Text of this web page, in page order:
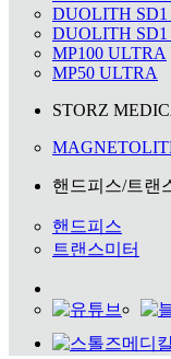
DUOLITH SD1
DUOLITH SD1
MP100 ULTRA
MP50 ULTRA
STORZ
핸드피스/트랜
핸드피스
트랜스미터